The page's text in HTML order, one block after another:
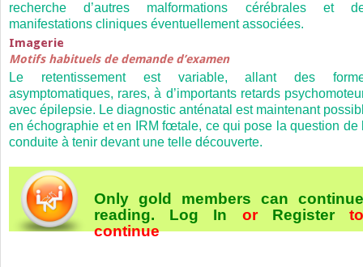
recherche d’autres malformations cérébrales et
manifestations cliniques éventuellement associées.
Imagerie
Motifs habituels de demande d’examen
Le retentissement est variable, allant des
asymptomatiques, rares, à d’importants retards
avec épilepsie. Le diagnostic anténatal est maintenant
en échographie et en IRM fœtale, ce qui pose la question de
conduite à tenir devant une telle découverte.
Only gold members can continue
reading. Log In orRegister
continue